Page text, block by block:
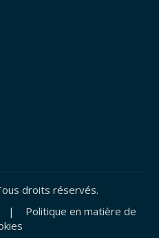
droits réservés.
| Politique en matière de